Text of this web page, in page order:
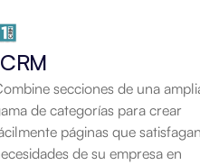
secciones de una
de categorías para crear
páginas que
de su empresa en